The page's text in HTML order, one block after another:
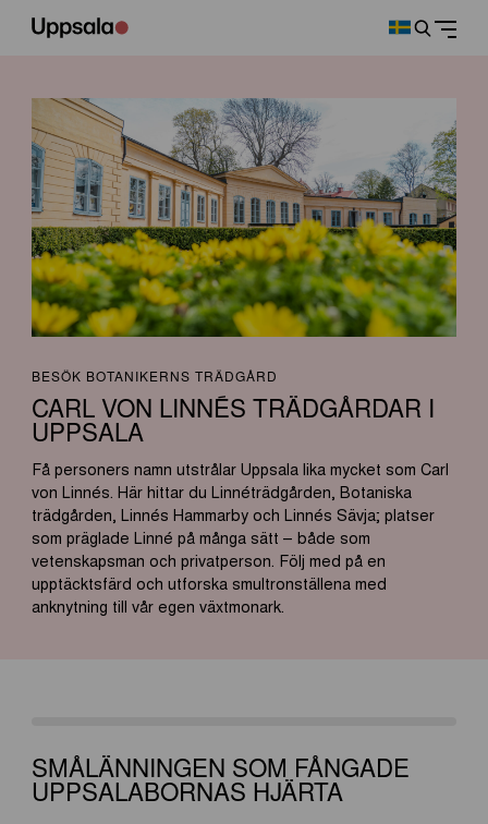
BESÖK BOTANIKERNS TRÄDGÅRD
CARL VON LINNÉS TRÄDGÅRDAR I
UPPSALA
Få personers namn utstrålar Uppsala lika mycket som Carl
von Linnés. Härhittardu Linnéträdgården, Botaniska
trädgården, Linnés Hammarby och Linnés Sävja; platser
som präglade Linné på många sätt – både som
vetenskapsman och privatperson. Följ med på en
upptäcktsfärd och utforska smultronställena med
anknytning till vår egen växtmonark.
SMÅLÄNNINGEN SOM FÅNGADE
UPPSALABORNAS HJÄRTA